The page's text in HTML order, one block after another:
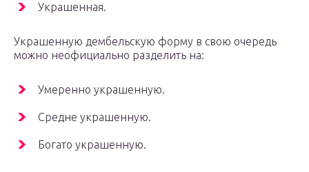
Украшенная.
Украшенную дембельскую форму в свою очередь
можно неофициально разделить на:
Умеренно украшенную.
Средне украшенную.
Богато украшенную.